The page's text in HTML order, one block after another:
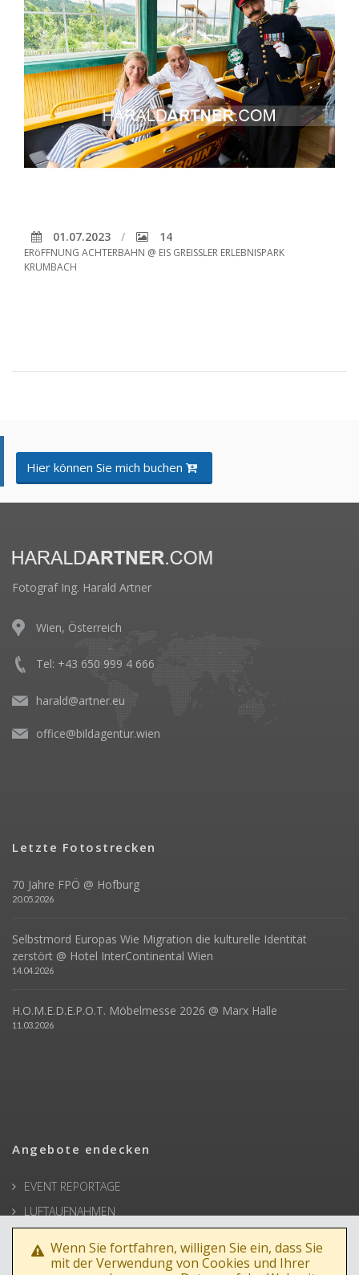
2014
01.07.2023 14
ERöFFNUNG ACHTERBAHN @ EIS GREISSLER ERLEBNISPARK
KRUMBACH
Hier können Sie mich buchen
Fotograf Ing. Harald Artner
Wien, Österreich
Tel: +43 650 999 4 666
harald@artner.eu
office@bildagentur.wien
Letzte Fotostrecken
70 Jahre FPÖ @ Hofburg
20.05.2026
Selbstmord Europas Wie Migration die kulturelle Identität
zerstört @ Hotel InterContinental Wien
14.04.2026
H.O.M.E.D.E.P.O.T. Möbelmesse 2026 @ Marx Halle
11.03.2026
Angebote endecken
EVENT REPORTAGE
LUFTAUFNAHMEN
BUSINESSPORTRAIT
Wenn Sie fortfahren, willigen Sie ein, dass Sie
mit der Verwendung von Cookies und Ihrer